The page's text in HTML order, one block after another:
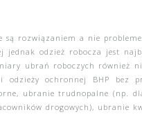
rozwiązaniem a nie
jednak odzież robocza jest
ubrań roboczych również
ochronnej BHP bez
, ubranie trudnopalne (np.
drogowych), ubranie